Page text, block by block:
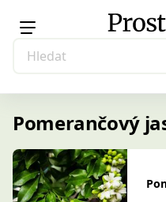
Pomerančový